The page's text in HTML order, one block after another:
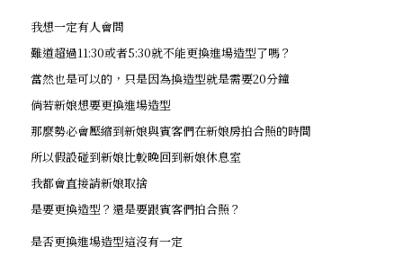
我想一定有人會問
難道超過11:30或者5:30就不能更換進場造型了嗎？
當然也是可以的，只是因為換造型就是需要20分鐘
倘若新娘想要更換進場造型
那麼勢必會壓縮到新娘與賓客們在新娘房拍合照的時間
所以假設碰到新娘比較晚回到新娘休息室
我都會直接請新娘取捨
是要更換造型？還是要跟賓客們拍合照？
是否更換進場造型這沒有一定